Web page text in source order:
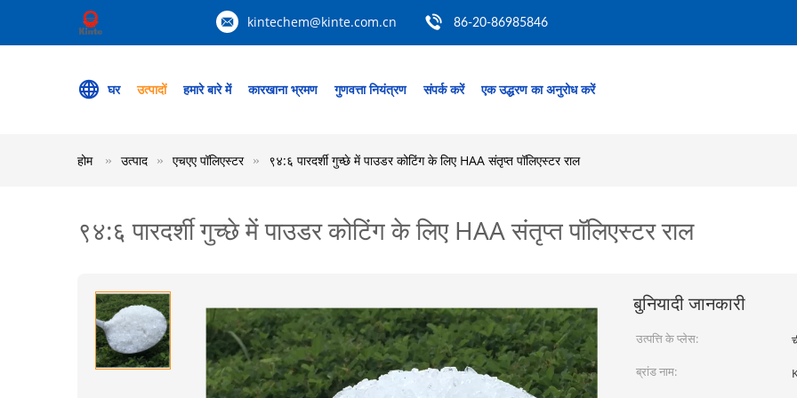
kintechem@kinte.com.cn 86-20-86985846
घर उत्पादों हमारे बारे में कारखाना भ्रमण गुणवत्ता नियंत्रण संपर्क करें एक उद्धरण का अनुरोध करें
होम उत्पाद एचएए पॉलिएस्टर ९४:६ पारदर्शी गुच्छे में पाउडर कोटिंग के लिए HAA संतृप्त पॉलिएस्टर राल
९४:६ पारदर्शी गुच्छे में पाउडर कोटिंग के लिए HAA संतृप्त पॉलिएस्टर राल
बुनियादी जानकारी
उत्पत्ति के प्लेस:
ब्रांड नाम: